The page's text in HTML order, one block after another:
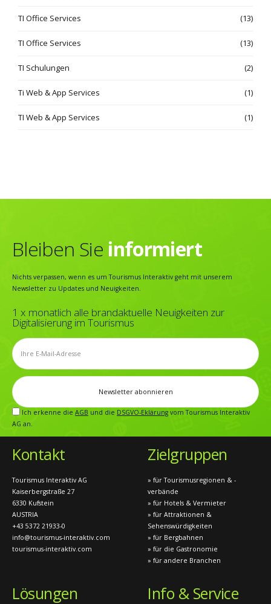
TI Office Services (13)
TI Office Services (13)
TI Schulungen (2)
Ti Web & App Services (1)
TI Web & App Services (1)
Bleiben Sie informiert
Nichts verpassen, wenn es um Tourismus Interaktiv geht mit unserem
Newsletter zu Updates und Neuigkeiten.
1 x monatlich alle brandaktuelle Neuigkeiten zur
Digitalisierung im Tourismus
Ich erkenne die AGB und die DSGVO-Eklärung vom Tourismus Interaktiv
AG an.
Kontakt
Tourismus Interaktiv AG
Kaiserbergstraße 27
6330 Kufstein
AUSTRIA
+43 5372 21933-0
info@tourismus-interaktiv.com
tourismus-interaktiv.com
Zielgruppen
» für Tourismusregionen & -
verbände
» für Hotels & Vermieter
» für Attraktionen &
Sehenswürdigkeiten
» für Bergbahnen
» für die Gastronomie
» für andere Branchen
Lösungen Info & Service